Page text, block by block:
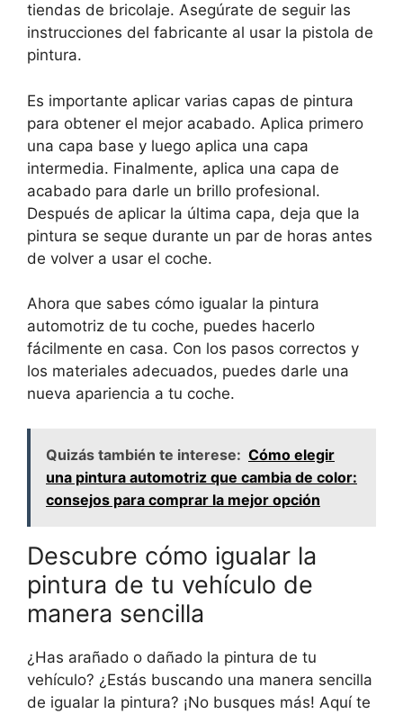
tiendas de bricolaje. Asegúrate de seguir las
instrucciones del fabricante al usar la pistola de
pintura.
Es importante aplicar varias capas de pintura
para obtener el mejor acabado. Aplica primero
una capa base y luego aplica una capa
intermedia. Finalmente, aplica una capa de
acabado para darle un brillo profesional.
Después de aplicar la última capa, deja que la
pintura se seque durante un par de horas antes
de volver a usar el coche.
Ahora que sabes cómo igualar la pintura
automotriz de tu coche, puedes hacerlo
fácilmente en casa. Con los pasos correctos y
los materiales adecuados, puedes darle una
nueva apariencia a tu coche.
Quizás también te interese: Cómo elegir
una pintura automotriz que cambia de color:
consejos para comprar la mejor opción
Descubre cómo igualar la
pintura de tu vehículo de
manera sencilla
¿Has arañado o dañado la pintura de tu
vehículo? ¿Estás buscando una manera sencilla
de igualar la pintura? ¡No busques más! Aquí te